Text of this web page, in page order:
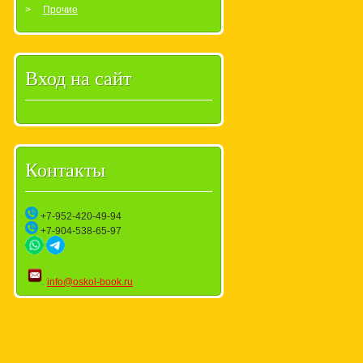
Прочие
Вход на сайт
Контакты
+7-952-420-49-94
+7-904-538-65-97
info@oskol-book.ru